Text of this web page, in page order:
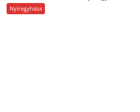
Nyíregyháza